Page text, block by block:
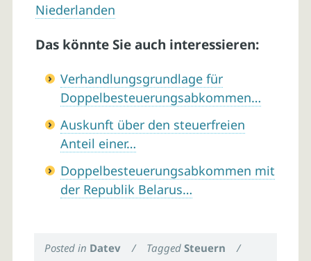
Niederlanden
Das könnte Sie auch interessieren:
Verhandlungsgrundlage für
Doppelbesteuerungsabkommen…
Auskunft über den steuerfreien
Anteil einer…
Doppelbesteuerungsabkommen mit
der Republik Belarus…
Posted in Datev / TaggedSteuern /